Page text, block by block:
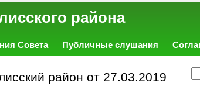
Тбилисского
Совета Публичные слушания
район от 27.03.2019